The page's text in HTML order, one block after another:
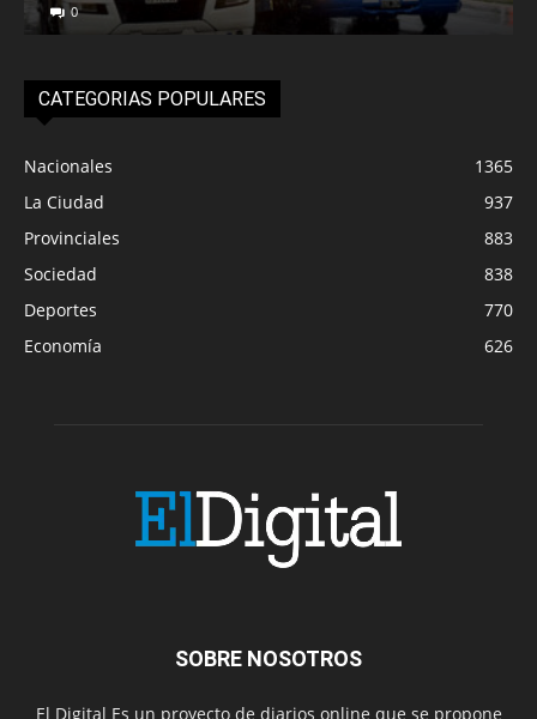
0
CATEGORIAS POPULARES
Nacionales
1365
La Ciudad
937
Provinciales
883
Sociedad
838
Deportes
770
Economía
626
SOBRE NOSOTROS
El Digital Es un proyecto de diarios online que se propone